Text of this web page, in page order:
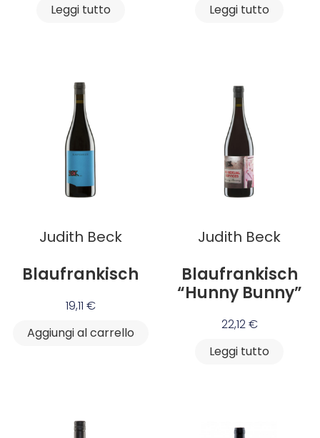
Leggi tutto
Leggi tutto
Judith Beck
Blaufrankisch
19,11 €
Aggiungi al carrello
Judith Beck
Blaufrankisch
“Hunny Bunny”
22,12€
Leggi tutto